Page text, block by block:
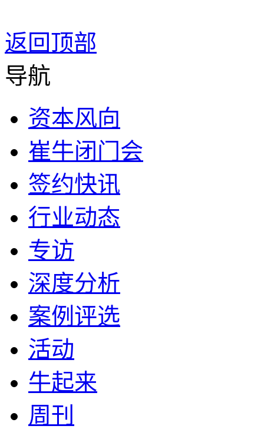
返回顶部
导航
资本风向
崔牛闭门会
签约快讯
行业动态
专访
深度分析
案例评选
活动
牛起来
周刊